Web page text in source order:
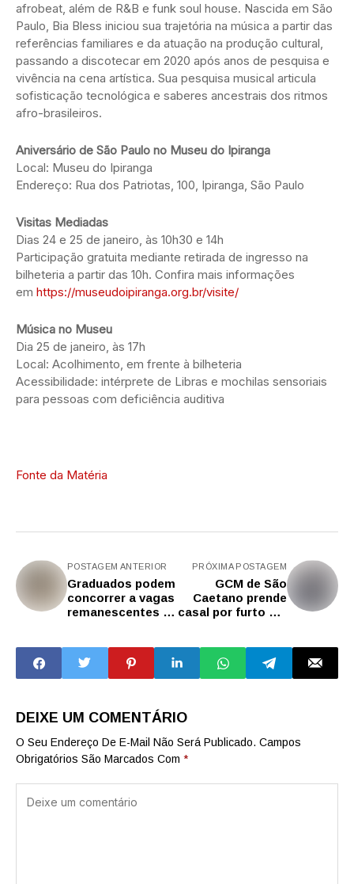
afrobeat, além de R&B e funk soul house. Nascida em São
Paulo, Bia Bless iniciou sua trajetória na música a partir das
referências familiares e da atuação na produção cultural,
passando a discotecar em 2020 após anos de pesquisa e
vivência na cena artística. Sua pesquisa musical articula
sofisticação tecnológica e saberes ancestrais dos ritmos
afro-brasileiros.
Aniversário de São Paulo no Museu do Ipiranga
Local: Museu do Ipiranga
Endereço: Rua dos Patriotas, 100, Ipiranga, São Paulo
Visitas Mediadas
Dias 24 e 25 de janeiro, às 10h30 e 14h
Participação gratuita mediante retirada de ingresso na
bilheteria a partir das 10h. Confira mais informações
em https://museudoipiranga.org.br/visite/
Música no Museu
Dia 25 de janeiro, às 17h
Local: Acolhimento, em frente à bilheteria
Acessibilidade: intérprete de Libras e mochilas sensoriais
para pessoas com deficiência auditiva
Fonte da Matéria
POSTAGEM ANTERIOR
Graduados podem
concorrer a vagas
remanescentes na
Artes da USP
PRÓXIMA POSTAGEM
GCM de São
Caetano prende
casal por furto em
DEIXE UM COMENTÁRIO
O Seu Endereço De E-Mail Não Será Publicado. Campos
Obrigatórios São Marcados Com *